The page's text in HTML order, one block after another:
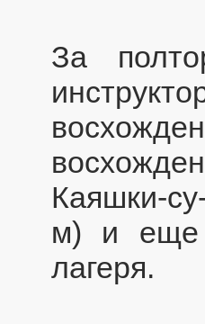
За
Каяшки-
м) и еще
лагеря.